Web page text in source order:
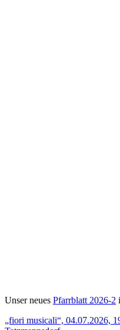
Unser neues Pfarrblatt 2026-2
Beitragsnavigation
Vorheriger
„fiori musicali“, 04.07.2026,